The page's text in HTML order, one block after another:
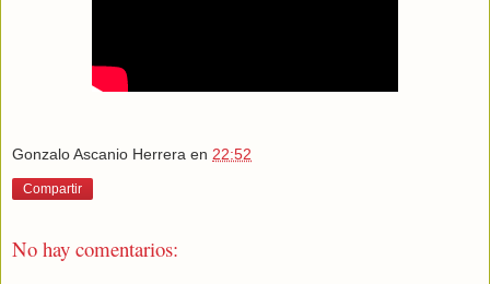
Gonzalo Ascanio Herrera en 22:52
Compartir
No hay comentarios: